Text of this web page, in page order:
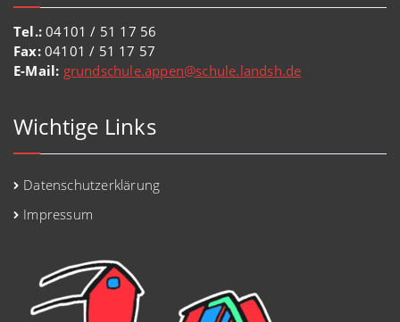
Tel.: 04101 / 51 17 56
Fax:04101 / 51 17 57
E-Mail: grundschule.appen@schule.landsh.de
Wichtige Links
Datenschutzerklärung
Impressum